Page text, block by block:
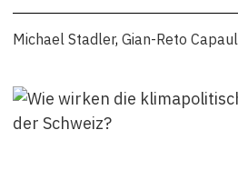
Michael Stadler, Gian-Reto Capaul